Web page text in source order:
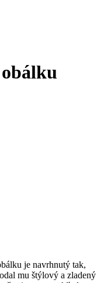
je navrhnutý tak,
mu štýlový a zladený